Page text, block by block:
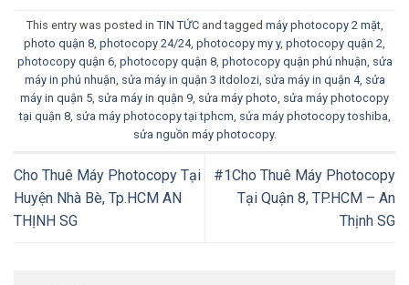
This entry was posted in TIN TỨCand tagged máy photocopy 2 mặt,
photo quận 8, photocopy 24/24, photocopy my y, photocopy quận 2,
photocopy quận 6, photocopy quận 8, photocopy quận phú nhuận, sửa
máy in phú nhuận, sửa máy in quận 3 itdolozi, sửa máy in quận 4, sửa
máy in quận 5, sửa máy in quận 9, sửa máy photo, sửa máy photocopy
tại quận 8, sửa máy photocopy tại tphcm, sửa máy photocopy toshiba,
sửa nguồn máy photocopy.
Cho Thuê Máy Photocopy Tại
Huyện Nhà Bè, Tp.HCM AN
THỊNH SG
#1Cho Thuê Máy Photocopy
Tại Quận 8, TP.HCM – An
Thịnh SG